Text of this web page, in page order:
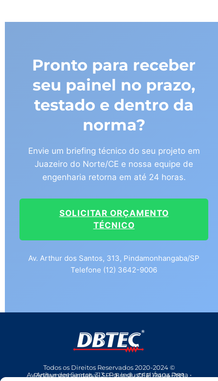
Pronto para receber
seu painel no prazo,
testado e dentro da
norma?
Envie um briefing técnico do seu projeto em
Juazeiro do Norte/CE e nossa equipe de
engenharia retorna em até 24 horas.
SOLICITAR ORÇAMENTO
TÉCNICO
Av. Arthur dos Santos, 313, Pindamonhangaba/SP
Telefone (12) 3642-9006
Todos os Direitos Reservados 2020-2024 ©
Av Arthur dos Santos, 313 • Pq. Industrial Água Preta • Pindamonhangaba • SP • Brasil • CEP 12404-289